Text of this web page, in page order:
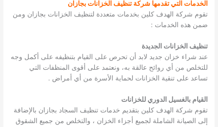
الخدمات التي تقدمها شركة تنظيف الخزانات بجازان
تقوم شركة الهدف كلين بخدمات متعددة لتنظيف الخزانات بجازان ومن
ضمن هذه الخدمات :
تنظيف الخزانات الجديدة
عند شراء خزان جديد لابد أن تحرص على القيام بتنظيفه على أكمل وجه
للتخلص من أي روائح عالقة به، ونعتمد على أقوى المنظفات التي
تساعد على تنقية الخزانات لحماية الأسرة من أي أمراض .
القيام بالغسيل الدوري للخزانات
تقوم شركة الهدف كلين بتقديم خدمات تنظيف السجاد بجازان بالإضافة
إلى الصيانة الشاملة لجميع أجزاء الخزان ، والتخلص من جميع الشقوق